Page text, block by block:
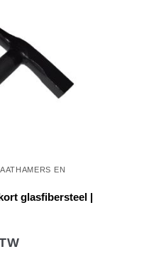
EN
glasfibersteel |